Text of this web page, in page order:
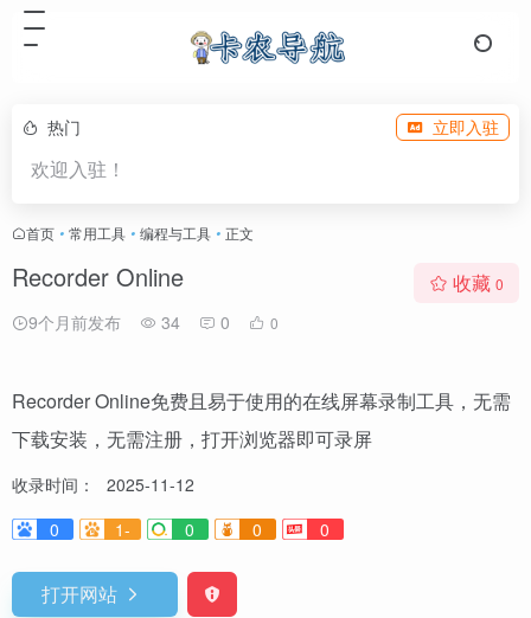
热门 立即入驻
欢迎入驻！
首页 • 常用工具 • 编程与工具 • 正文
Recorder Online
9个月前发布 34 0 0
收藏 0
Recorder Online免费且易于使用的在线屏幕录制工具，无需
下载安装，无需注册，打开浏览器即可录屏
收录时间：
2025-11-12
0
1- 0 0 0
打开网站